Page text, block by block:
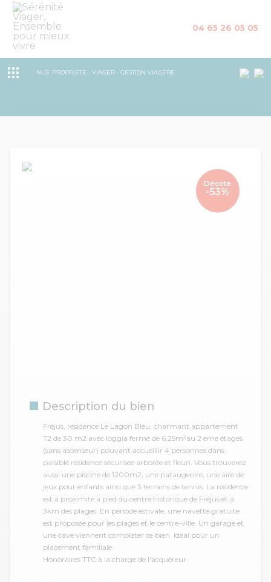
04 65 26 05 05
NUE PROPRIÉTÉ • VIAGER • GESTION VIAGÈRE
Décote
-53%
Description du bien
Fréjus, résidence Le Lagon Bleu, charmant appartement
T2 de 30 m2 avec loggia fermé de 6,25m²au 2 eme étages
(sans ascenseur) pouvant accueillir 4 personnes dans
paisible résidence sécurisée arborée et fleuri. Vous trouverez
aussi une piscine de 1200m2, une pataugeoire, une aire de
jeux pour enfants ainsi que 3 terrains de tennis. La résidence
est à proximité à pied du centre historique de Fréjus et à
3km des plages. En période estivale, une navette gratuite
est proposée pour les plages et le centre-ville. Un garage et
une cave viennent compléter ce bien. Idéal pour un
placement familiale.
Honoraires TTC à la charge de l'acquéreur.